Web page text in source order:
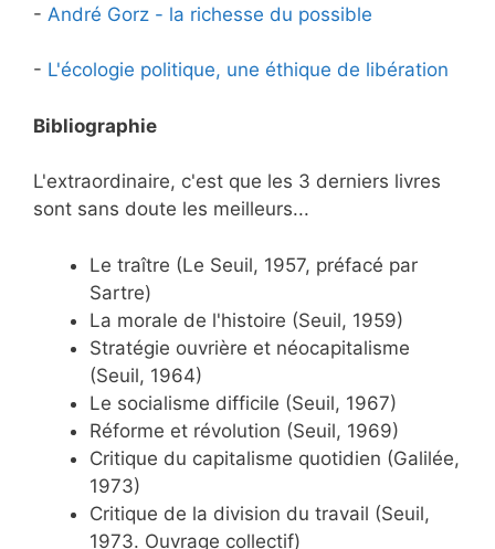
- André Gorz - la richesse du possible
- L'écologie politique, une éthique de libération
Bibliographie
L'extraordinaire, c'est que les 3 derniers livres
sont sans doute les meilleurs...
Le traître (Le Seuil, 1957, préfacé par
Sartre)
La morale de l'histoire (Seuil, 1959)
Stratégie ouvrière et néocapitalisme
(Seuil, 1964)
Le socialisme difficile (Seuil, 1967)
Réforme et révolution (Seuil, 1969)
Critique du capitalisme quotidien (Galilée,
1973)
Critique de la division du travail (Seuil,
1973. Ouvrage collectif)